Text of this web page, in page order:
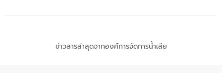
ข่าวสารล่าสุดจากองค์การจัดการน้ำเสีย